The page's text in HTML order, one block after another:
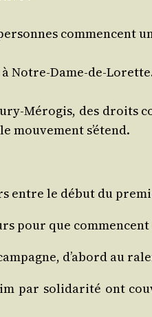
com­mencent
Notre-
des droits
mou­ve­ment s’étend.
entre le début du
pour que
d’abord au
par soli­da­ri­té ont